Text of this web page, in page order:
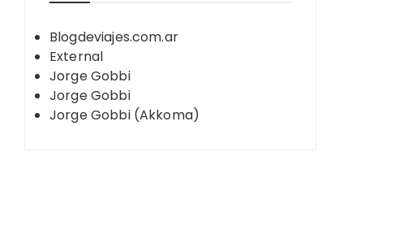
Blogdeviajes.com.ar
External
Jorge Gobbi
Jorge Gobbi
Jorge Gobbi (Akkoma)